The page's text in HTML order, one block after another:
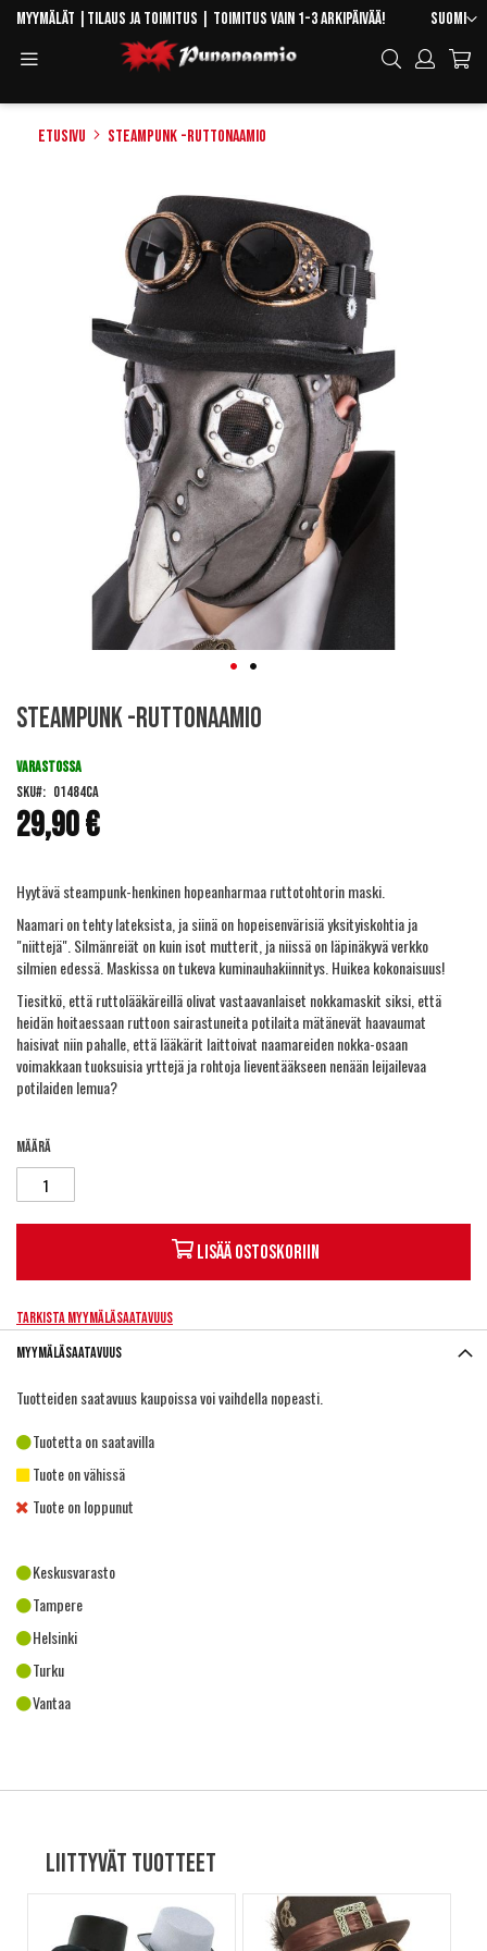
Skip
Content
Kieli
Suomi
Myymälät Tilaus ja toimitus | Toimitus vain 1-3 arkipäivää!
Hae
Etusivu Steampunk -ruttonaamio
to
beginning
the
images
gallery
Steampunk -ruttonaamio
29,90 €
VARASTOSSA
SKU
01484CA
Hyytävä steampunk-henkinen hopeanharmaa ruttotohtorin maski.
Naamari on tehty lateksista, ja siinä on hopeisenvärisiä yksityiskohtia ja
"niittejä". Silmänreiät on kuin isot mutterit, ja niissä on läpinäkyvä verkko
silmien edessä. Maskissa on tukeva kuminauhakiinnitys. Huikea kokonaisuus!
Tiesitkö, että ruttolääkäreillä olivat vastaavanlaiset nokkamaskit siksi, että
heidän hoitaessaan ruttoon sairastuneita potilaita mätänevät haavaumat
haisivat niin pahalle, että lääkärit laittoivat naamareiden nokka-osaan
voimakkaan tuoksuisia yrttejä ja rohtoja lieventääkseen nenään leijailevaa
potilaiden lemua?
Määrä
Lisää ostoskoriin
Tarkista myymäläsaatavuus
Myymäläsaatavuus
Tuotteiden saatavuus kaupoissa voi vaihdella nopeasti.
Tuotetta on saatavilla
Tuote on vähissä
Tuote on loppunut
Keskusvarasto
Tampere
Helsinki
Turku
Vantaa
Liittyvät tuotteet